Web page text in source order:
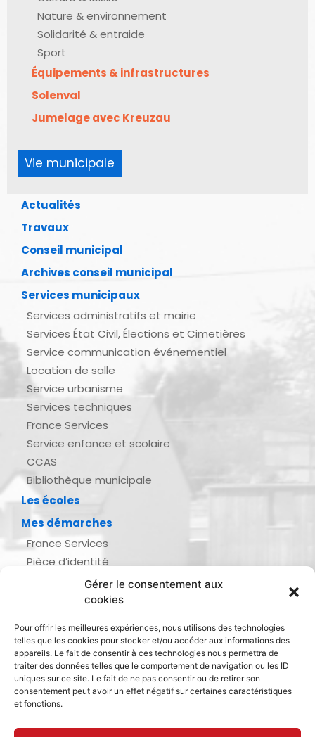
Gérer le consentement aux
cookies
Pour offrir les meilleures expériences, nous utilisons des technologies
telles que les cookies pour stocker et/ou accéder aux informations des
appareils. Le fait de consentir à ces technologies nous permettra de
traiter des données telles que le comportement de navigation ou les ID
uniques sur ce site. Le fait de ne pas consentir ou de retirer son
consentement peut avoir un effet négatif sur certaines caractéristiques
et fonctions.
Nature & environnement
Solidarité & entraide
Sport
Équipements & infrastructures
Solenval
Jumelage avec Kreuzau
Vie municipale
Actualités
Travaux
Conseil municipal
Archives conseil municipal
Services municipaux
Services administratifs et mairie
Services État Civil, Élections et Cimetières
Service communication événementiel
Location de salle
Service urbanisme
Services techniques
France Services
Service enfance et scolaire
CCAS
Bibliothèque municipale
Les écoles
Mes démarches
France Services
Pièce d’identité
Demande d’actes d’état civil
Inscription listes électorales
Recensement militaire
Le journal de ma ville
Gestion des déchets